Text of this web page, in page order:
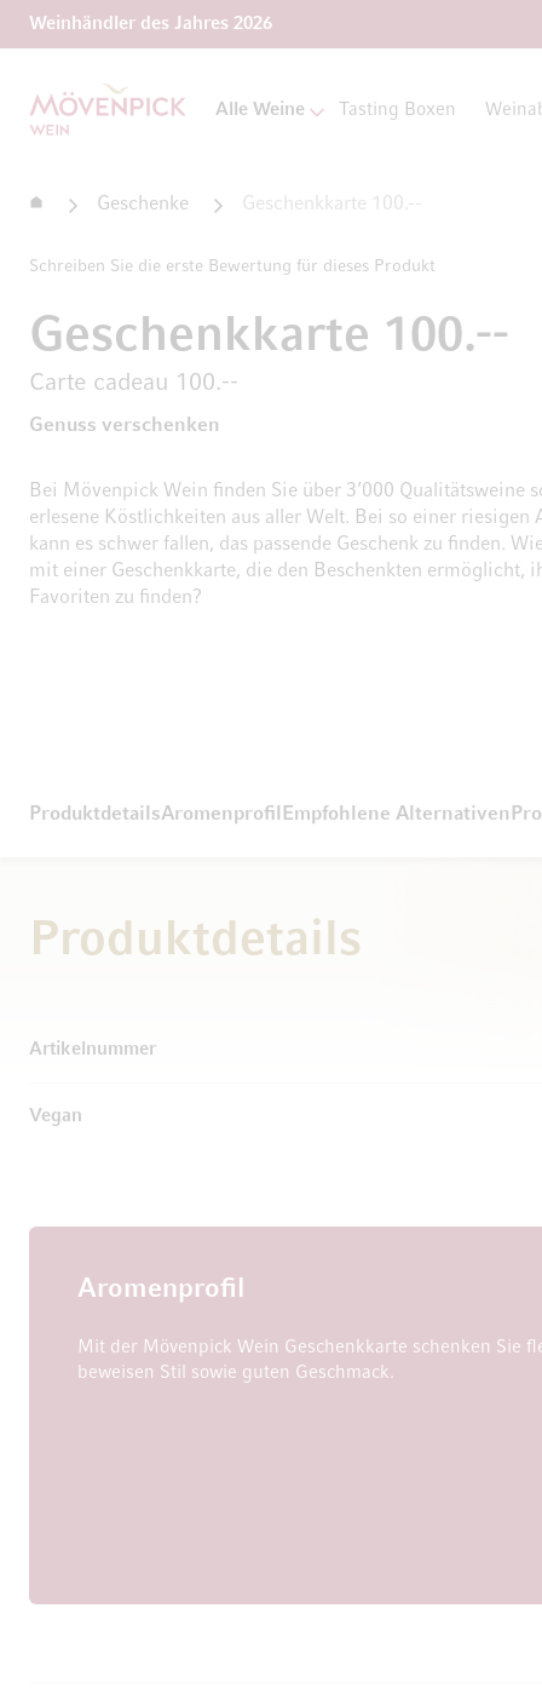
Weinhändler des Jahres 2026
Zur Startseite
Alle Weine Tasting Boxen
StartseiteGeschenke Geschenkkarte 100.--
Schreiben Sie die erste Bewertung für dieses Produkt
Geschenkkarte 100.--
Carte cadeau 100.--
Genuss verschenken
Bei Mövenpick Wein finden Sie über 3’000 Qualitätsweine
erlesene Köstlichkeiten aus aller Welt. Bei so einer riesigen
kann es schwer fallen, das passende Geschenk zu finden.
mit einer Geschenkkarte, die den Beschenkten ermöglicht,
Favoriten zu finden?
ProduktdetailsAromenprofil Empfohlene Alternativen
Produktdetails
Artikelnummer
Vegan
Aromenprofil
Mit der Mövenpick Wein Geschenkkarte schenken Sie
beweisen Stil sowie guten Geschmack.